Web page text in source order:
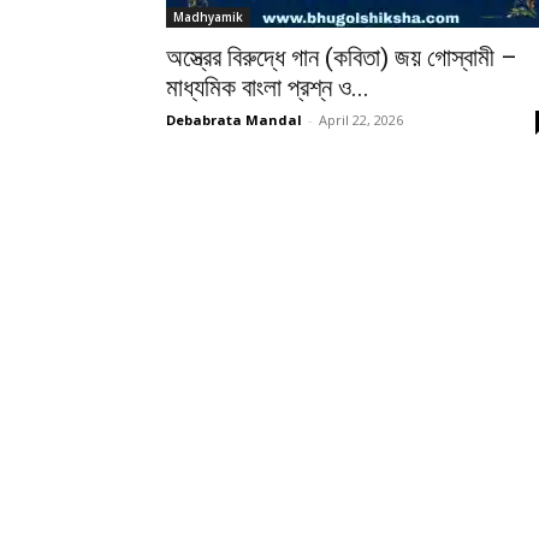
Madhyamik
অস্ত্রের বিরুদ্ধে গান (কবিতা) জয় গোস্বামী –
মাধ্যমিক বাংলা প্রশ্ন ও...
Debabrata Mandal - April 22, 2026